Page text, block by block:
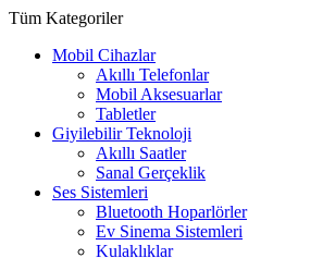
Tüm Kategoriler
Mobil Cihazlar
Akıllı Telefonlar
Mobil Aksesuarlar
Tabletler
Giyilebilir Teknoloji
Akıllı Saatler
Sanal Gerçeklik
Ses Sistemleri
Bluetooth Hoparlörler
Ev Sinema Sistemleri
Kulaklıklar